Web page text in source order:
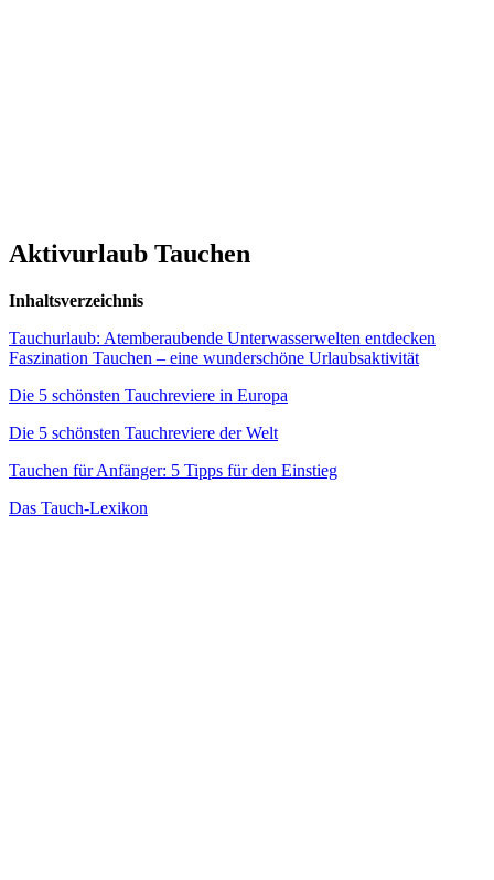
Aktivurlaub Tauchen
Inhaltsverzeichnis
Tauchurlaub: Atemberaubende Unterwasserwelten entdecken
Faszination Tauchen – eine wunderschöne Urlaubsaktivität
Die 5 schönsten Tauchreviere in Europa
Die 5 schönsten Tauchreviere der Welt
Tauchen für Anfänger: 5 Tipps für den Einstieg
Das Tauch-Lexikon